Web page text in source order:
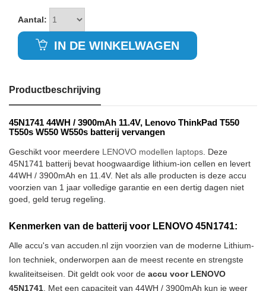
Aantal:
IN DE WINKELWAGEN
Productbeschrijving
45N1741 44WH / 3900mAh 11.4V, Lenovo ThinkPad T550
T550s W550 W550s batterij vervangen
Geschikt voor meerdere LENOVO modellen laptops . Deze
45N1741 batterij bevat hoogwaardige lithium-ion cellen en levert
44WH / 3900mAh en 11.4V. Net als alle producten is deze accu
voorzien van 1 jaar volledige garantie en een dertig dagen niet
goed, geld terug regeling.
Kenmerken van de batterij voor LENOVO 45N1741:
Alle accu's van accuden.nl zijn voorzien van de moderne Lithium-
Ion techniek, onderworpen aan de meest recente en strengste
kwaliteitseisen. Dit geldt ook voor de accu voor LENOVO
45N1741 . Met een capaciteit van 44WH / 3900mAh kun je weer